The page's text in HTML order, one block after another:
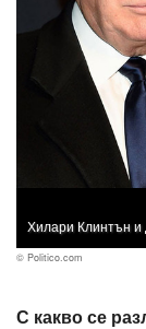
Хилари Клинтън
© Politico.com
С какво се